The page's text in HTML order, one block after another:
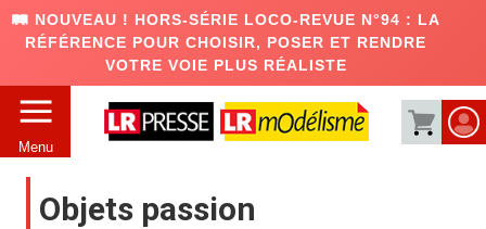
🛤️ NOUVEAU ! HORS-SÉRIE LOCO-REVUE N°94 : LA
RÉFÉRENCE POUR CHOISIR, POSER ET RENDRE
VOTRE VOIE PLUS RÉALISTE
Menu
Objets passion